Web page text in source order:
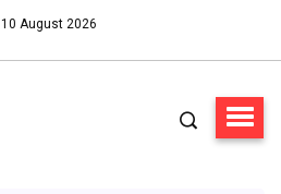
10 August 2026